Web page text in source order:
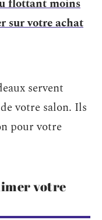
flottant moins
sur votre achat
servent
votre salon. Ils
pour votre
votre